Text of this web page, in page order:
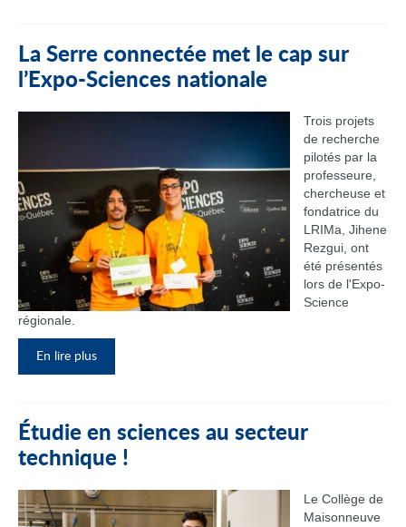
La Serre connectée met le cap sur
l’Expo-Sciences nationale
Trois projets
de recherche
pilotés par la
professeure,
chercheuse et
fondatrice du
LRIMa, Jihene
Rezgui, ont
été présentés
lors de l'Expo-
Science
régionale.
En lire plus
Étudie en sciences au secteur
technique !
Le Collège de
Maisonneuve